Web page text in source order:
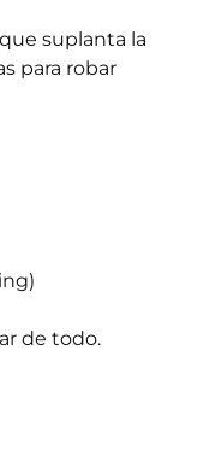
suplanta la
para robar
de todo.